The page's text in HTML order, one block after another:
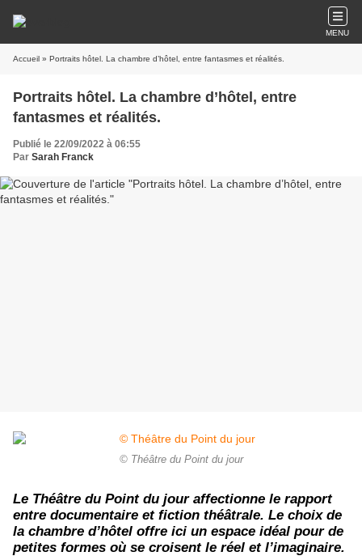
MENU
Accueil » Portraits hôtel. La chambre d’hôtel, entre fantasmes et réalités.
Portraits hôtel. La chambre d’hôtel, entre
fantasmes et réalités.
Publié le 22/09/2022 à 06:55
Par Sarah Franck
© Théâtre du Point du jour
Le Théâtre du Point du jour affectionne le rapport
entre documentaire et fiction théâtrale. Le choix de
la chambre d’hôtel offre ici un espace idéal pour de
petites formes où se croisent le réel et l’imaginaire.